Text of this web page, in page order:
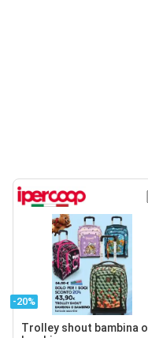
-20%
Trolley shout bambina o